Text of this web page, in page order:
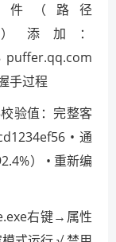
件（路径
）添加：
puffer.qq.com
手过程
验值：完整客
• 通
） • 重新编
右键→属性